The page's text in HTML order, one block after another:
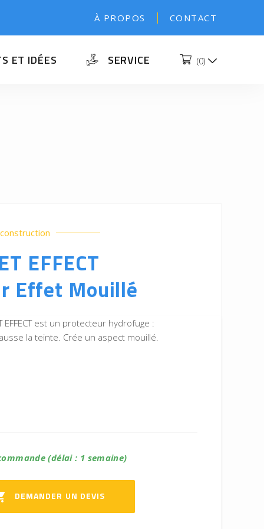
À PROPOS CONTACT
ET IDÉES SERVICE (0)
EFFECT
Effet Mouillé
EFFECT est un protecteur hydrofuge :
la teinte. Crée un aspect mouillé.
(délai : 1 semaine)
DEMANDER UN DEVIS